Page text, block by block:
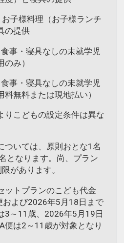
お子様料理（お子様ランチ
の提供
事・寝具なしの未就学児
のみ）
事・寝具なしの未就学児
料無料または現地払い）
りこどもの設定条件は異な
ついては、原則おとな1名
となります。尚、プラン
があります。
ットプランのこども代金
および2026年5月18日まで
3～11歳、2026年5月19日
便は2～11歳が対象となり